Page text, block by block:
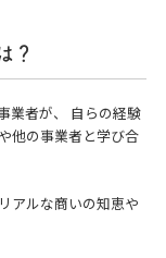
？
業者が、 自らの経験
他の事業者と学び合
アルな商いの知恵や